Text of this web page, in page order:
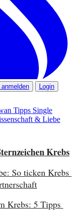
Login
Tipps Single
& Liebe
Krebs
So ticken Krebs
Krebs: 5 Tipps